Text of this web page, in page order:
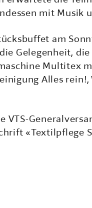
mit Musik
am
Gelegenheit,
Multitex
Alles rein!,
VTS-
«Textilpflege